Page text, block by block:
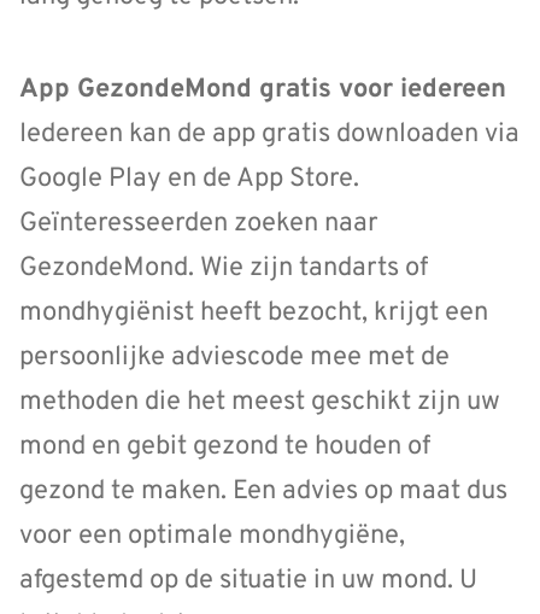
App GezondeMond gratis voor iedereen
Iedereen kan de app gratis downloaden via
Google Play en de App Store.
Geïnteresseerden zoeken naar
GezondeMond. Wie zijn tandarts of
mondhygiënist heeft bezocht, krijgt een
persoonlijke adviescode mee met de
methoden die het meest geschikt zijn uw
mond en gebit gezond te houden of
gezond te maken. Een advies op maat dus
voor een optimale mondhygiëne,
afgestemd op de situatie in uw mond. U